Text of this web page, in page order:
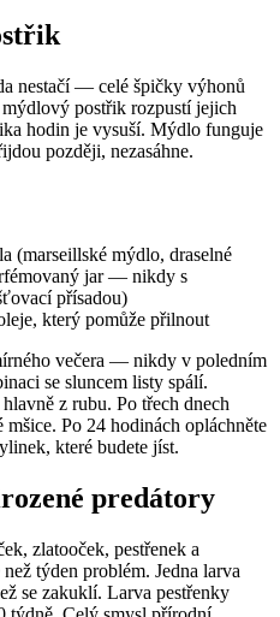
nestačí — celé špičky výhonů
postřik rozpustí jejich
hodin je vysuší. Mýdlo funguje
později, nezasáhne.
(marseillské mýdlo, draselné
jar — nikdy s
přísadou)
který pomůže přilnout
večera — nikdy v poledním
se sluncem listy spálí.
z rubu. Po třech dnech
Po 24 hodinách opláchněte
které budete jíst.
predátory
zlatooček, pestřenek a
týden problém. Jedna larva
se zakuklí. Larva pestřenky